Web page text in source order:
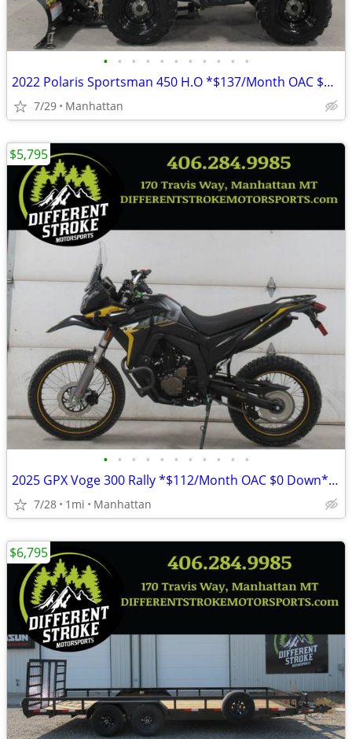
• • • • • • • • • • •
2022 Polaris Sportsman 450 H.O *$137/Month OAC $0 Down* *New Snowplow*
7/29 Manhattan
• • • • • • • • • • •
2025 GPX Voge 300 Rally *$112/Month OAC $0 Down* *NEW*
7/28 1mi Manhattan
$5,795
$6,795